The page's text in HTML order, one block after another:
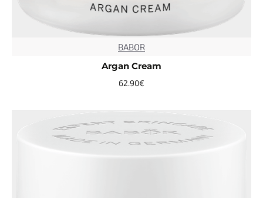
BABOR
Argan Cream
62.90€